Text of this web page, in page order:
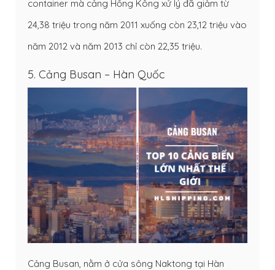
container mà cảng Hồng Kông xử lý đã giảm từ
24,38 triệu trong năm 2011 xuống còn 23,12 triệu vào
năm 2012 và năm 2013 chỉ còn 22,35 triệu.
5. Cảng Busan – Hàn Quốc
Cảng Busan, nằm ở cửa sông Naktong tại Hàn